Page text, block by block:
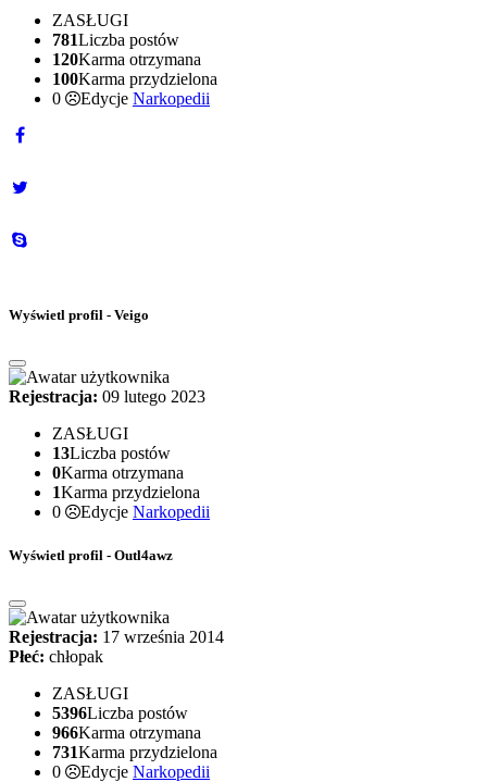
ZASŁUGI
781Liczba postów
120Karma otrzymana
100Karma przydzielona
0
Edycje Narkopedii
Wyświetl profil - Veigo
Rejestracja: 09 lutego 2023
ZASŁUGI
13Liczba postów
0Karma otrzymana
1Karma przydzielona
0
Edycje Narkopedii
Wyświetl profil - Outl4awz
Rejestracja: 17 września 2014
Płeć: chłopak
ZASŁUGI
5396Liczba postów
966Karma otrzymana
731Karma przydzielona
0
Edycje Narkopedii